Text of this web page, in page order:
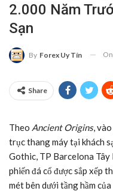
2.000 Năm
Sạn
By Forex Uy Tín On
Share
Theo Ancient Origins,
trục thang máy tại khách
Gothic, TP Barcelona
phiến đá cổ được sắp xếp
mét bên dưới tầng hầm